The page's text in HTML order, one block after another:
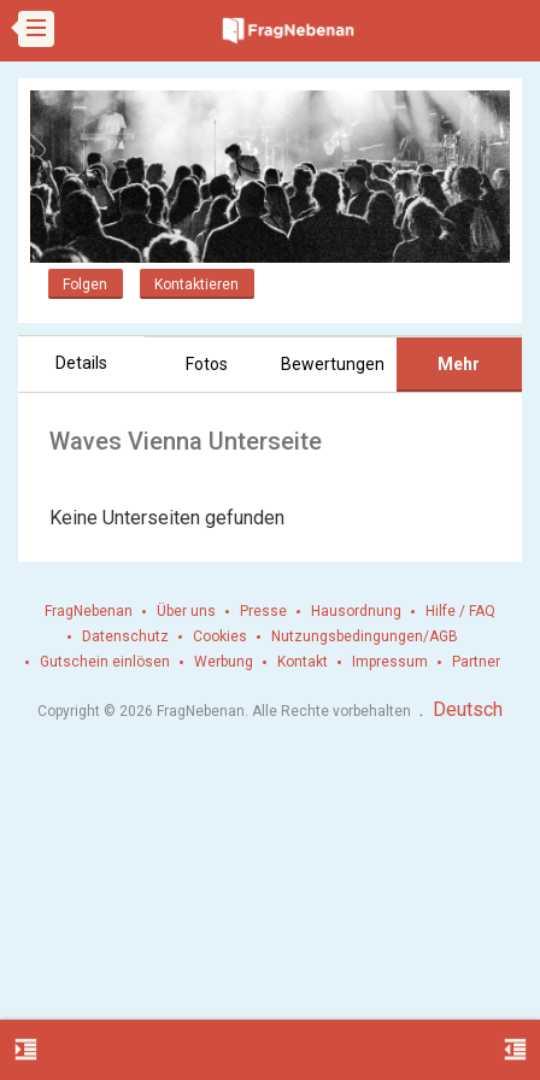
Folgen Kontaktieren
Details Fotos Bewertungen Mehr
Waves Vienna Unterseite
Keine Unterseiten gefunden
format_indent_increase format_indent_decrease
FragNebenan Über uns Presse Hausordnung
Hilfe / FAQ
Datenschutz
Cookies
Nutzungsbedingungen/AGB
Gutschein einlösen
Werbung Kontakt Impressum Partner
Copyright © 2026 FragNebenan. Alle Rechte vorbehalten . Deutsch